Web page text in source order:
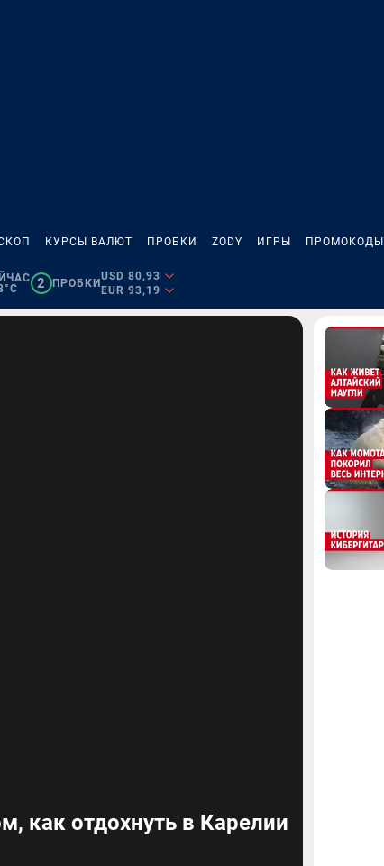
КУРСЫ ВАЛЮТ ПРОБКИ ZODY ИГРЫ ПРОМОКОДЫ
2 ПРОБКИ
USD 80,93
EUR 93,19
как отдохнуть в Карелии